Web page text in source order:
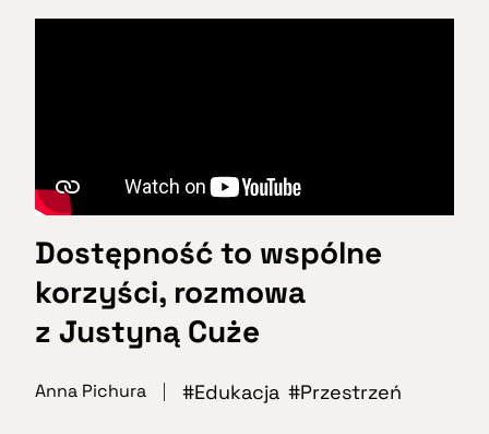
Dostępność to wspólne
korzyści, rozmowa
z Justyną Cuże
Anna Pichura Edukacja Przestrzeń